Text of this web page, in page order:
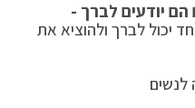
הם יודעים לברך -
יכול לברך ולהוציא את
לנשים